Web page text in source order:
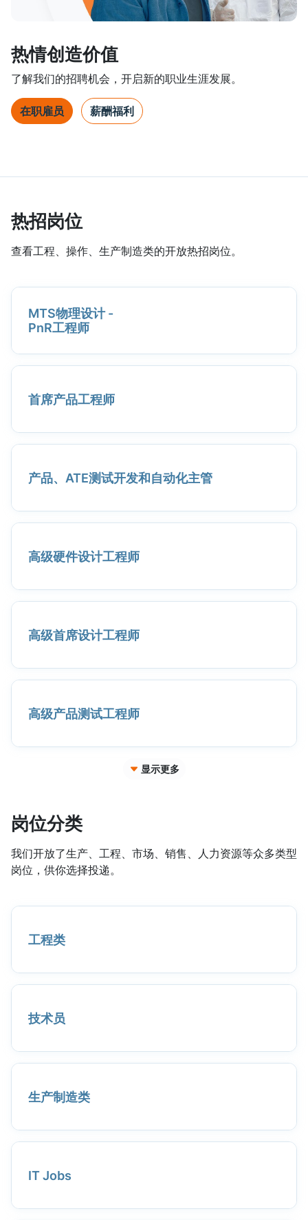
热情创造价值
了解我们的招聘机会，开启新的职业生涯发展。
在职雇员 薪酬福利
热招岗位
查看工程、操作、生产制造类的开放热招岗位。
MTS物理设计 -
PnR工程师
首席产品工程师
产品、ATE测试开发和自动化主管
高级硬件设计工程师
高级首席设计工程师
高级产品测试工程师
显示更多
岗位分类
我们开放了生产、工程、市场、销售、人力资源等众多类型
岗位，供你选择投递。
工程类
技术员
生产制造类
IT Jobs